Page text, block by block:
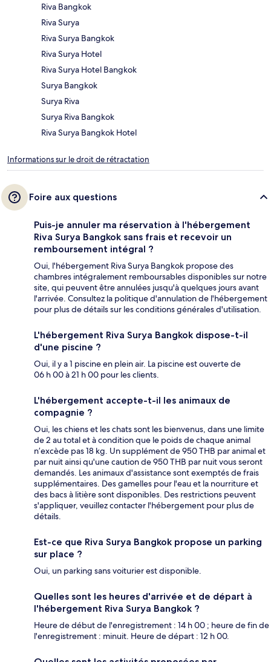
Riva Bangkok
Riva Surya
Riva Surya Bangkok
Riva Surya Hotel
Riva Surya Hotel Bangkok
Surya Bangkok
Surya Riva
Surya Riva Bangkok
Riva Surya Bangkok Hotel
Informations sur le droit de rétractation
Foire aux questions
Puis-je annuler ma réservation à l'hébergement
Riva Surya Bangkok sans frais et recevoir un
remboursement intégral ?
Oui, l'hébergement Riva Surya Bangkok propose des
chambres intégralement remboursables disponibles sur notre
site, qui peuvent être annulées jusqu'à quelques jours avant
l'arrivée. Consultez la politique d'annulation de l'hébergement
pour plus de détails sur les conditions générales d'utilisation.
L'hébergement Riva Surya Bangkok dispose-t-il
d'une piscine ?
Oui, il y a 1 piscine en plein air. La piscine est ouverte de
06 h 00 à 21 h 00 pour les clients.
L'hébergement accepte-t-il les animaux de
compagnie ?
Oui, les chiens et les chats sont les bienvenus, dans une limite
de 2 au total et à condition que le poids de chaque animal
n’excède pas 18 kg. Un supplément de 950 THB par animal et
par nuit ainsi qu'une caution de 950 THB par nuit vous seront
demandés. Les animaux d'assistance sont exemptés de frais
supplémentaires. Des gamelles pour l'eau et la nourriture et
des bacs à litière sont disponibles. Des restrictions peuvent
s'appliquer, veuillez contacter l'hébergement pour plus de
détails.
Est-ce que Riva Surya Bangkok propose un parking
sur place ?
Oui, un parking sans voiturier est disponible.
Quelles sont les heures d'arrivée et de départ à
l'hébergement Riva Surya Bangkok ?
Heure de début de l'enregistrement : 14 h 00 ; heure de fin de
l'enregistrement : minuit. Heure de départ : 12 h 00.